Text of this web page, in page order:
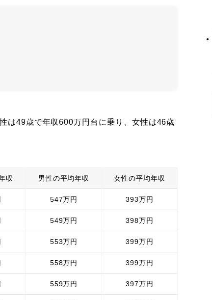
は49歳で年収600万円台に乗り、女性は46歳
収 男性の平均年収 女性の平均年収
547万円 393万円
549万円 398万円
553万円 399万円
558万円 399万円
559万円 397万円